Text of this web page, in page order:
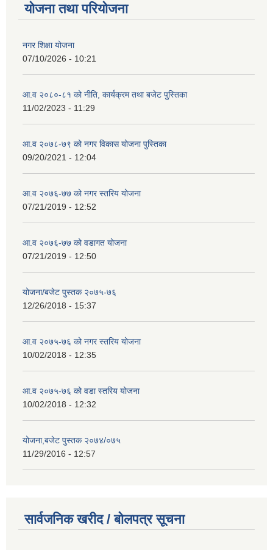
योजना तथा परियोजना
नगर शिक्षा योजना
07/10/2026 - 10:21
आ.व २०८०-८१ को नीति, कार्यक्रम तथा बजेट पुस्तिका
11/02/2023 - 11:29
आ.व २०७८-७९ को नगर विकास योजना पुस्तिका
09/20/2021 - 12:04
आ.व २०७६-७७ को नगर स्तरिय योजना
07/21/2019 - 12:52
आ.व २०७६-७७ को वडागत योजना
07/21/2019 - 12:50
योजना/बजेट पुस्तक २०७५-७६
12/26/2018 - 15:37
आ.व २०७५-७६ को नगर स्तरिय योजना
10/02/2018 - 12:35
आ.व २०७५-७६ को वडा स्तरिय योजना
10/02/2018 - 12:32
योजना,बजेट पुस्तक २०७४/०७५
11/29/2016 - 12:57
सार्वजनिक खरीद / बोलपत्र सूचना